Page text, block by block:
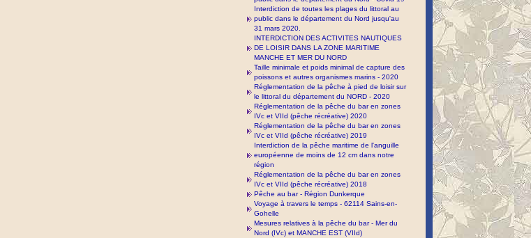
Interdiction de toutes les plages du littoral au
public dans le département du Nord jusqu'au
31 mars 2020.
INTERDICTION DES ACTIVITES NAUTIQUES
DE LOISIR DANS LA ZONE MARITIME
MANCHE ET MER DU NORD
Taille minimale et poids minimal de capture des
poissons et autres organismes marins - 2020
Réglementation de la pêche à pied de loisir sur
le littoral du département du NORD - 2020
Réglementation de la pêche du bar en zones
IVc et VIId (pêche récréative) 2020
Réglementation de la pêche du bar en zones
IVc et VIId (pêche récréative) 2019
Interdiction de la pêche maritime de l'anguille
européenne de moins de 12 cm dans notre
région
Réglementation de la pêche du bar en zones
IVc et VIId (pêche récréative) 2018
Pêche au bar - Région Dunkerque
Voyage à travers le temps - 62114 Sains-en-
Gohelle
Mesures relatives à la pêche du bar - Mer du
Nord (IVc) et MANCHE EST (VIId)